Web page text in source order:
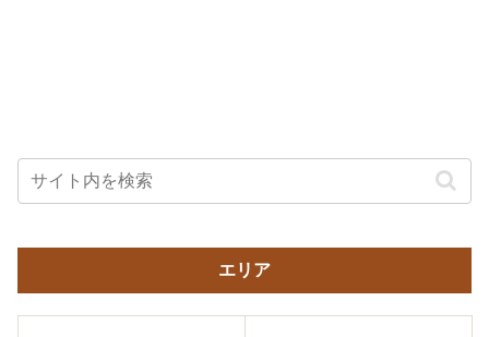
エリア